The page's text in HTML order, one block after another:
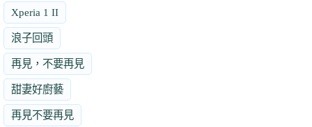
Xperia 1 II
浪子回頭
再見，不要再見
甜妻好廚藝
再見不要再見